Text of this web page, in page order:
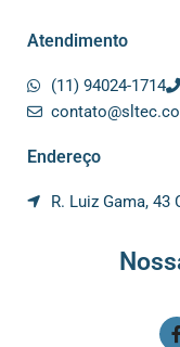
Atendimento
(11) 94024-1714
Endereço
R. Luiz Gama, 43
a